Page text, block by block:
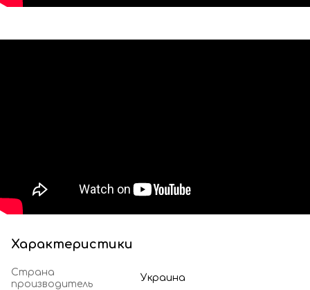
Характеристики
Страна
производитель
Украина